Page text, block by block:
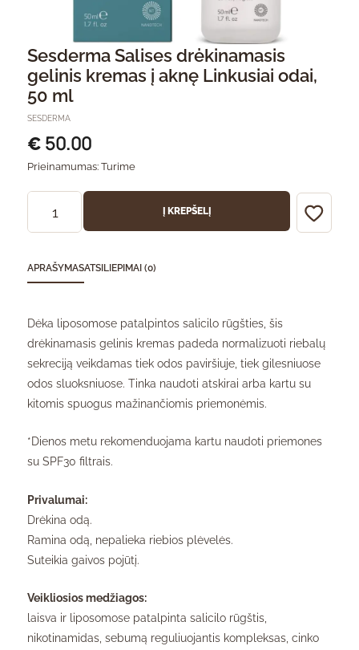
Sesderma Salises drėkinamasis
gelinis kremas į aknę Linkusiai odai,
50 ml
SESDERMA
€ 50.00
Prieinamumas: Turime
Į KREPŠELĮ
APRAŠYMASATSILIEPIMAI (0)
Dėka liposomose patalpintos salicilo rūgšties, šis
drėkinamasis gelinis kremas padeda normalizuoti riebalų
sekreciją veikdamas tiek odos paviršiuje, tiek gilesniuose
odos sluoksniuose. Tinka naudoti atskirai arba kartu su
kitomis spuogus mažinančiomis priemonėmis.
*Dienos metu rekomenduojama kartu naudoti priemones
su SPF30 filtrais.
Privalumai:
Drėkina odą.
Ramina odą, nepalieka riebios plėvelės.
Suteikia gaivos pojūtį.
Veikliosios medžiagos:
laisva ir liposomose patalpinta salicilo rūgštis,
nikotinamidas, sebumą reguliuojantis kompleksas, cinko